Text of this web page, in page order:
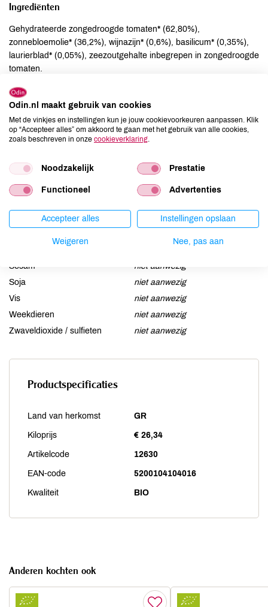
Ingrediënten
Gehydrateerde zongedroogde tomaten* (62,80%),
zonnebloemolie* (36,2%), wijnazijn* (0,6%), basilicum* (0,35%),
laurierblad* (0,05%), zeezoutgehalte inbegrepen in zongedroogde
tomaten.
Allergenen
Aardnoten
niet aanwezig
Ei
niet aanwezig
Lactose
niet aanwezig
Lupine
niet aanwezig
niet aanwezig
Schaaldieren
niet aanwezig
Sesam
niet aanwezig
Soja
niet aanwezig
Vis
niet aanwezig
Weekdieren
niet aanwezig
Zwaveldioxide / sulfieten
niet aanwezig
Productspecificaties
Land van herkomst GR
Kiloprijs € 26,34
Artikelcode 12630
EAN-code 5200104104016
Kwaliteit BIO
Anderen kochten ook
Odin.nl maakt gebruik van cookies
Met de vinkjes en instellingen kun je jouw cookievoorkeuren aanpassen. Klik
op “Accepteer alles” om akkoord te gaan met het gebruik van alle cookies,
zoals beschreven in onze cookieverklaring
Noodzakelijk Prestatie
Functioneel Advertenties
Accepteer alles Instellingen opslaan
Weigeren Nee, pas aan